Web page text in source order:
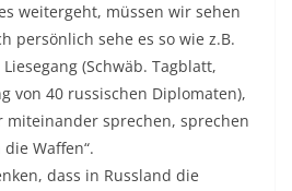
weitergeht, müssen wir sehen
persönlich sehe es so wie z.B.
(Schwäb. Tagblatt,
von 40 russischen Diplomaten),
miteinander sprechen, sprechen
Waffen“.
dass in Russland die